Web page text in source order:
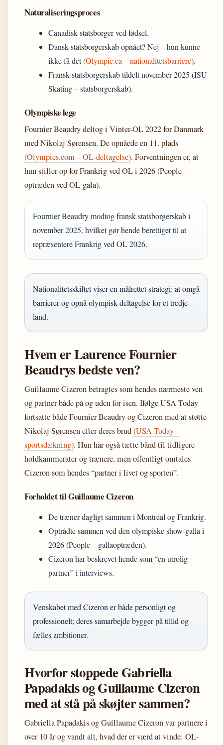
Naturaliseringsproces
Canadisk statsborger ved fødsel.
Dansk statsborgerskab opnået? Nej – hun kunne
ikke få det(Olympic.ca – nationalitetsbarriere).
Fransk statsborgerskab tildelt november 2025 (ISU
Skating – statsborgerskab).
Olympiske lege
Fournier Beaudry deltog i Vinter-OL 2022 for Danmark
med Nikolaj Sørensen. De opnåede en 11. plads
(Olympics.com – OL-deltagelse). Forventningen er, at
hun stiller op for Frankrig ved OL i 2026 (People –
optræden ved OL-gala).
Fournier Beaudry modtog fransk statsborgerskab i
november 2025, hvilket gør hende berettiget til at
repræsentere Frankrig ved OL 2026.
Nationalitetsskiftet viser en målrettet strategi: at omgå
barrierer og opnå olympisk deltagelse for et tredje
land.
Hvem er Laurence Fournier
Beaudrys bedste ven?
Guillaume Cizeron betragtes som hendes nærmeste ven
og partner både på og uden for isen. Ifølge USA Today
fortsatte både Fournier Beaudry og Cizeron med at støtte
Nikolaj Sørensen efter deres brud(USA Today –
sportsdækning). Hun har også tætte bånd til tidligere
holdkammerater og trænere, men offentligt omtales
Cizeron som hendes “partner i livet og sporten”.
Forholdet til Guillaume Cizeron
De træner dagligt sammen i Montréal og Frankrig.
Optrådte sammen ved den olympiske show-galla i
2026 (People – gallaoptræden).
Cizeron har beskrevet hende som “en utrolig
partner” i interviews.
Venskabet med Cizeron er både personligt og
professionelt; deres samarbejde bygger på tillid og
fælles ambitioner.
Hvorfor stoppede Gabriella
Papadakis og Guillaume Cizeron
med at stå på skøjter sammen?
Gabriella Papadakis og Guillaume Cizeron var partnere i
over 10 år og vandt alt, hvad der er værd at vinde: OL-